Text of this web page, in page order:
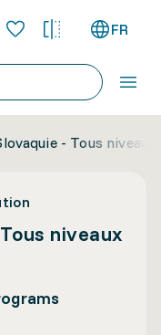
FR
- Tous niveaux
niveaux